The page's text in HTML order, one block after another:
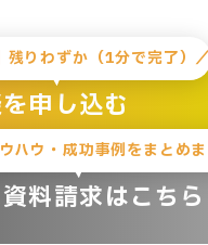
残りわずか（1分で完了）
申し込む
ハウ・成功事例をまとめ
料請求はこちら